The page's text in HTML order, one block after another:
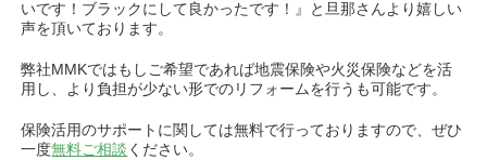
いです！ブラックにして良かったです！』と旦那さんより嬉しい
声を頂いております。
弊社MMKではもしご希望であれば地震保険や火災保険などを活
用し、より負担が少ない形でのリフォームを行うも可能です。
保険活用のサポートに関しては無料で行っておりますので、ぜひ
一度無料ご相談 ください。